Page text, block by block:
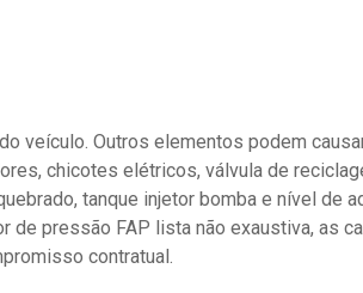
veículo. Outros elementos podem
chicotes elétricos, válvula de
tanque injetor bomba e nível de
pressão FAP lista não exaustiva, as
contratual.